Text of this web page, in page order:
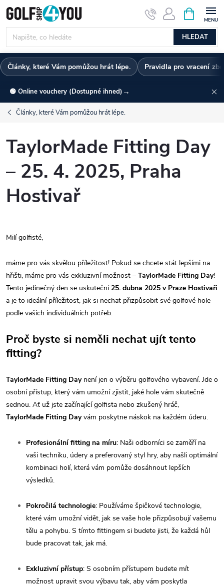
Přejít
na
obsah
HLEDAT
NÁKUPNÍ
KOŠÍK
Články, které Vám pomůžou hrát lépe. Pravidla pro vracení
🟢 Online vouchery (Dostupné ihned) →
Články, které Vám pomůžou hrát lépe.
TaylorMade Fitting Day
– 25. 4. 2025, Praha
Hostivař
Milí golfisté,
máme pro vás skvělou příležitost! Pokud se chcete stát lepšími na
hřišti, máme pro vás exkluzivní možnost – TaylorMade Fitting Day!
Tento jedinečný den se uskuteční 25. dubna 2025 v Praze Hostivaři
a je to ideální příležitost, jak si nechat přizpůsobit své golfové hole
podle vašich individuálních potřeb.
Proč byste si neměli nechat ujít tento
fitting?
TaylorMade Fitting Daynení jen o výběru golfového vybavení. Jde o
osobní přístup, který vám umožní zjistit, jaké hole vám skutečně
sednou. Ať už jste začínající golfista nebo zkušený hráč,
TaylorMade Fitting Dayvám poskytne náskok na každém úderu.
Profesionální fitting na míru: Naši odborníci se zaměří na
vaši techniku, údery a preferovaný styl hry, aby našli optimální
kombinaci holí, která vám pomůže dosáhnout lepších
výsledků.
Pokročilá technologie: Používáme špičkové technologie,
které vám umožní vidět, jak se vaše hole přizpůsobují vašemu
tělu a pohybu. S tímto fittingem si budete jisti, že každá hůl
bude pracovat tak, jak má.
Exkluzivní přístup: S osobním přístupem budete mít
možnost upravit svou výbavu tak, aby vám poskytla